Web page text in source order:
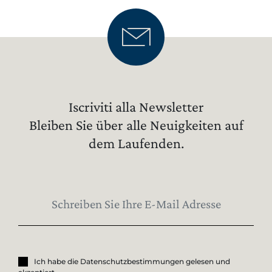
Iscriviti alla Newsletter
Bleiben Sie über alle Neuigkeiten auf
dem Laufenden.
Ich habe die Datenschutzbestimmungen gelesen und